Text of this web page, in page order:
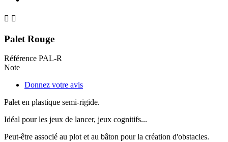
 
Palet Rouge
Référence PAL-R
Note
Donnez votre avis
Palet en plastique semi-rigide.
Idéal pour les jeux de lancer, jeux cognitifs...
Peut-être associé au plot et au bâton pour la création d'obstacles.